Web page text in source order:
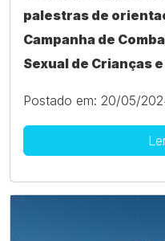
palestras de
Campanha de
Sexual de Crianças
Postado em: 20/05/